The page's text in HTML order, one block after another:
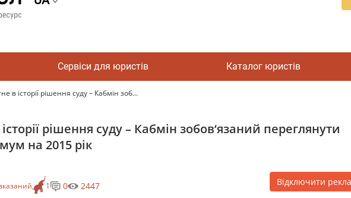
Сервіси для юристів Каталог юристів
в історії рішення суду – Кабмін зоб...
рішення суду – Кабмін зобов‘язаний переглянути
на 2015 рік
1 0 2447 Відключити